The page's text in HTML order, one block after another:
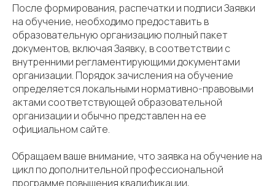
После формирования, распечатки и подписи Заявки
на обучение, необходимо предоставить в
образовательную организацию полный пакет
документов, включая Заявку, в соответствии с
внутренними регламентирующими документами
организации. Порядок зачисления на обучение
определяется локальными нормативно-правовыми
актами соответствующей образовательной
организации и обычно представлен на ее
официальном сайте.
Обращаем ваше внимание, что заявка на обучение на
цикл по дополнительной профессиональной
программе повышения квалификации,